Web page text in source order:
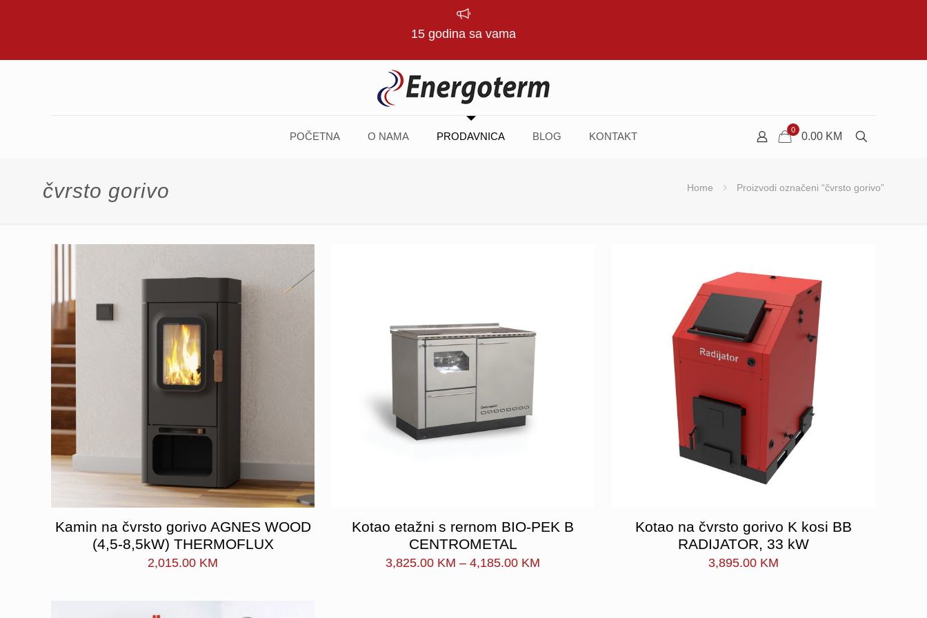
15 godina sa vama
POČETNA O NAMA PRODAVNICA BLOG KONTAKT
0
0.00 KM
čvrsto gorivo Home Proizvodi označeni “čvrsto gorivo”
Kamin na čvrsto gorivo AGNES WOOD
(4,5-8,5kW) THERMOFLUX
2,015.00 KM
Kotao etažni s rernom BIO-PEK B
CENTROMETAL
3,825.00 KM – 4,185.00 KM
Kotao na čvrsto gorivo K kosi BB
RADIJATOR, 33 kW
3,895.00 KM